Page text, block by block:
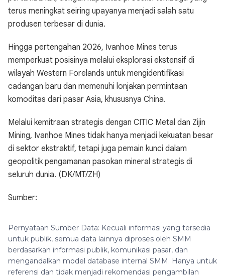
terus meningkat seiring upayanya menjadi salah satu
produsen terbesar di dunia.
Hingga pertengahan 2026, Ivanhoe Mines terus
memperkuat posisinya melalui eksplorasi ekstensif di
wilayah Western Forelands untuk mengidentifikasi
cadangan baru dan memenuhi lonjakan permintaan
komoditas dari pasar Asia, khususnya China.
Melalui kemitraan strategis dengan CITIC Metal dan Zijin
Mining, Ivanhoe Mines tidak hanya menjadi kekuatan besar
di sektor ekstraktif, tetapi juga pemain kunci dalam
geopolitik pengamanan pasokan mineral strategis di
seluruh dunia. (DK/MT/ZH)
Sumber:
Pernyataan Sumber Data: Kecuali informasi yang tersedia
untuk publik, semua data lainnya diproses oleh SMM
berdasarkan informasi publik, komunikasi pasar, dan
mengandalkan model database internal SMM. Hanya untuk
referensi dan tidak menjadi rekomendasi pengambilan